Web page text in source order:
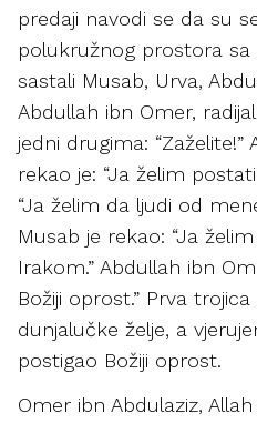
predaji navodi se da su
polukružnog prostora sa
sastali Musab, Urva,
Abdullah ibn Omer,
jedni drugima:
rekao je: “Ja želim
“Ja želim da ljudi od
Musab je rekao: “Ja
Irakom.” Abdullah ibn
Božiji oprost.” Prva
dunjalučke želje, a
postigao Božiji oprost.
Omer ibn Abdulaziz,